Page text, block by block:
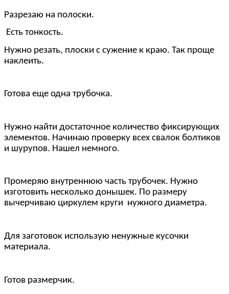
Разрезаю на полоски.
Есть тонкость.
Нужно резать, плоски с сужение к краю. Так проще
наклеить.
Готова еще одна трубочка.
Нужно найти достаточное количество фиксирующих
элементов. Начинаю проверку всех свалок болтиков
и шурупов. Нашел немного.
Промеряю внутреннюю часть трубочек. Нужно
изготовить несколько донышек. По размеру
вычерчиваю циркулем круги нужного диаметра.
Для заготовок использую ненужные кусочки
материала.
Готов размерчик.